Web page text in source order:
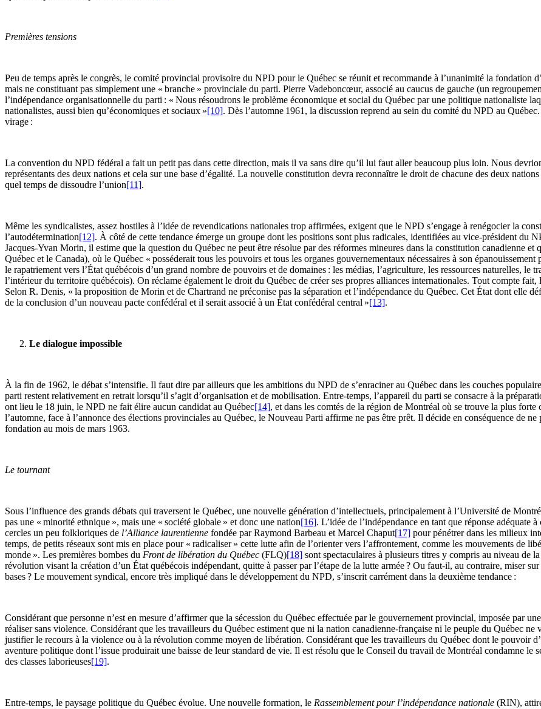
Premières tensions
Peu de temps après le congrès, le comité provincial provisoire du NPD pour le Québec se réunit et recommande à l’unanimité la fondation
mais ne constituant pas simplement une « branche » provinciale du parti. Pierre Vadeboncœur, associé au caucus de gauche (un
l’indépendance organisationnelle du parti : « Nous résoudrons le problème économique et social du Québec par une politique nationaliste
nationalistes, aussi bien qu’économiques et sociaux »[10]. Dès l’automne 1961, la discussion reprend au sein du comité du NPD au
virage :
La convention du NPD fédéral a fait un petit pas dans cette direction, mais il va sans dire qu’il lui faut aller beaucoup plus loin. Nous
représentants des deux nations et cela sur une base d’égalité. La nouvelle constitution devra reconnaître le droit de chacune des deux
quel temps de dissoudre l’union[11].
Même les syndicalistes, assez hostiles à l’idée de revendications nationales trop affirmées, exigent que le NPD s’engage à renégocier la
l’autodétermination[12]. À côté de cette tendance émerge un groupe dont les positions sont plus radicales, identifiées au vice-président du
Jacques-Yvan Morin, il estime que la question du Québec ne peut être résolue par des réformes mineures dans la constitution canadienne et
Québec et le Canada), où le Québec « posséderait tous les pouvoirs et tous les organes gouvernementaux nécessaires à son
le rapatriement vers l’État québécois d’un grand nombre de pouvoirs et de domaines : les médias, l’agriculture, les ressources naturelles, le
l’intérieur du territoire québécois). On réclame également le droit du Québec de créer ses propres alliances internationales. Tout compte
Selon R. Denis, « la proposition de Morin et de Chartrand ne préconise pas la séparation et l’indépendance du Québec. Cet État dont elle
de la conclusion d’un nouveau pacte confédéral et il serait associé à un État confédéral central »[13].
Le dialogue impossible
À la fin de 1962, le débat s’intensifie. Il faut dire par ailleurs que les ambitions du NPD de s’enraciner au Québec dans les couches
parti restent relativement en retrait lorsqu’il s’agit d’organisation et de mobilisation. Entre-temps, l’appareil du parti se consacre à la
ont lieu le 18 juin, le NPD ne fait élire aucun candidat au Québec[14], et dans les comtés de la région de Montréal où se trouve la plus
l’automne, face à l’annonce des élections provinciales au Québec, le Nouveau Parti affirme ne pas être prêt. Il décide en conséquence de
fondation au mois de mars 1963.
Le tournant
Sous l’influence des grands débats qui traversent le Québec, une nouvelle génération d’intellectuels, principalement à l’Université de
pas une « minorité ethnique », mais une « société globale » et donc une nation[16]. L’idée de l’indépendance en tant que réponse adéquate
cercles un peu folkloriques de l’Alliance laurentienne fondée par Raymond Barbeau et Marcel Chaput[17] pour pénétrer dans les milieux
temps, de petits réseaux sont mis en place pour « radicaliser » cette lutte afin de l’orienter vers l’affrontement, comme les mouvements de
monde ». Les premières bombes du Front de libération du Québec (FLQ)[18] sont spectaculaires à plusieurs titres y compris au niveau de
révolution visant la création d’un État québécois indépendant, quitte à passer par l’étape de la lutte armée ? Ou faut-il, au contraire, miser
bases ? Le mouvement syndical, encore très impliqué dans le développement du NPD, s’inscrit carrément dans la deuxième tendance :
Considérant que personne n’est en mesure d’affirmer que la sécession du Québec effectuée par le gouvernement provincial, imposée par
réaliser sans violence. Considérant que les travailleurs du Québec estiment que ni la nation canadienne-française ni le peuple du Québec
justifier le recours à la violence ou à la révolution comme moyen de libération. Considérant que les travailleurs du Québec dont le pouvoir
aventure politique dont l’issue produirait une baisse de leur standard de vie. Il est résolu que le Conseil du travail de Montréal condamne le
des classes laborieuses[19].
Entre-temps, le paysage politique du Québec évolue. Une nouvelle formation, le Rassemblement pour l’indépendance nationale (RIN),